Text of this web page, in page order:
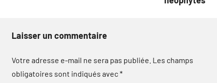
Laisser un commentaire
Votre adresse e-mail ne sera pas publiée. Les champs
obligatoires sont indiqués avec*